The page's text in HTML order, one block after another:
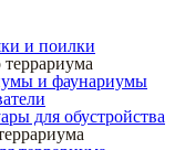
и поилки
и фаунариумы
для обустройства